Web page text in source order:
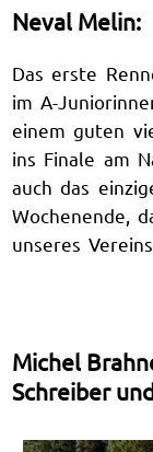
Neval Melin:
Das erste
im A-
einem guten
ins Finale am
auch das
Wochenende,
unseres
Michel
Schreiber